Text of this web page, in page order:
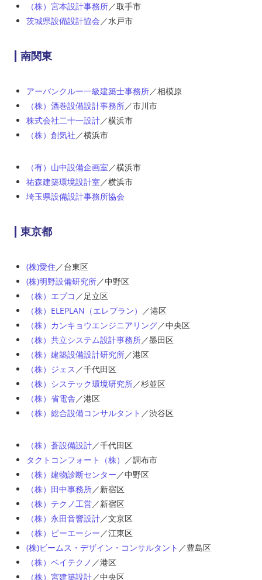
（株）宮本設計事務所／取手市
茨城県設備設計協会／水戸市
南関東
アーバンクルー一級建築士事務所／相模原
（株）酒巻設備設計事務所／市川市
株式会社二十一設計／横浜市
（株）創気社／横浜市
（有）山中設備企画室／横浜市
祐森建築環境設計室／横浜市
埼玉県設備設計事務所協会
東京都
(株)愛住／台東区
(株)明野設備研究所／中野区
（株）エプコ ／足立区
（株）ELEPLAN（エレプラン） ／港区
（株）カンキョウエンジニアリング／中央区
（株）共立システム設計事務所／墨田区
（株）建築設備設計研究所／港区
（株）ジェス ／千代田区
（株）システック環境研究所／杉並区
（株）省電舎／港区
（株）総合設備コンサルタント ／渋谷区
（株）蒼設備設計／千代田区
タクトコンフォート（株） ／調布市
（株）建物診断センター／中野区
（株）田中事務所／新宿区
（株）テクノ工営／新宿区
（株）永田音響設計／文京区
（株）ピーエーシー／江東区
(株)ビームス・デザイン・コンサルタント ／豊島区
（株）ベイテクノ ／港区
（株）宮建築設計／中央区